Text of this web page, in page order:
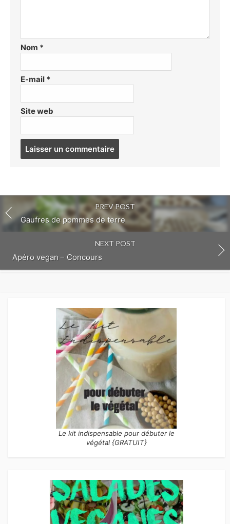
Nom *
E-mail *
Site web
PREV POST
Gaufres de pommes de terre
NEXT POST
Apéro vegan – Concours
Le kit indispensable pour débuter le
végétal {GRATUIT}